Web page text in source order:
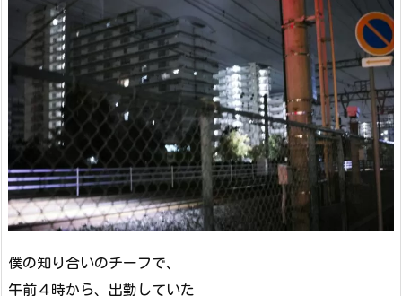
僕の知り合いのチーフで、
午前４時から、出勤していた